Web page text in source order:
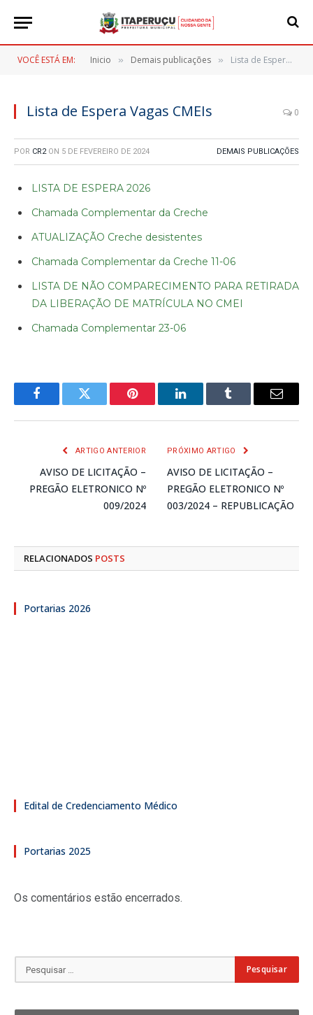
VOCÊ ESTÁ EM: Inicio » Demais publicações » Lista de Espera Vagas CMEIs
Lista de Espera Vagas CMEIs 0
POR CR2 ON 5 DE FEVEREIRO DE 2024 DEMAIS PUBLICAÇÕES
LISTA DE ESPERA 2026
Chamada Complementar da Creche
ATUALIZAÇÃO Creche desistentes
Chamada Complementar da Creche 11-06
LISTA DE NÃO COMPARECIMENTO PARA RETIRADA
DA LIBERAÇÃO DE MATRÍCULA NO CMEI
Chamada Complementar 23-06
FacebookTwitter Pinterest LinkedInTumblr
E-
ARTIGO ANTERIOR
AVISO DE LICITAÇÃO –
PREGÃO ELETRONICO Nº
009/2024
PRÓXIMO ARTIGO
AVISO DE LICITAÇÃO –
PREGÃO ELETRONICO Nº
003/2024 – REPUBLICAÇÃO
RELACIONADOS POSTS
Portarias 2026
Edital de Credenciamento Médico
Portarias 2025
Os comentários estão encerrados.